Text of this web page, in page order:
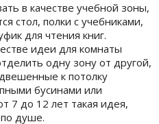
в качестве учебной зоны,
стол, полки с учебниками,
для чтения книг.
идеи для комнаты
одну зону от другой,
к потолку
бусинами или
7 до 12 лет такая идея,
душе.